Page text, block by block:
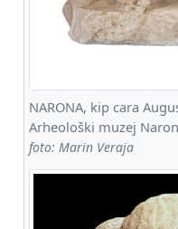
NARONA, kip cara
Arheološki muzej
foto: Marin Veraja